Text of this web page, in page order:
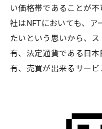
い価格帯であることが
社はNFTにおいても、
たいという思いから、
有、法定通貨である日
有、売買が出来るサービ